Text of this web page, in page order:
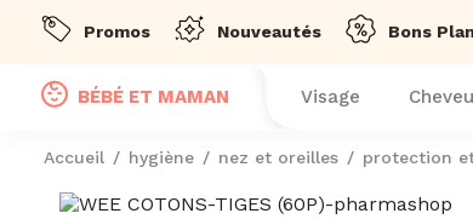
Promos Nouveautés Bons
BÉBÉ ET MAMAN Visage
Accueil hygiène nez et oreilles protection